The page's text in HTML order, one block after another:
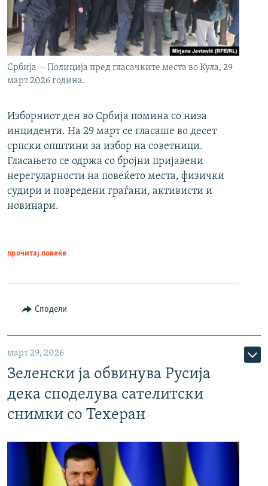
Србија -- Полиција пред гласачките места во Кула, 29
март 2026 година.
Изборниот ден во Србија помина со низа
инциденти. На 29 март се гласаше во десет
српски општини за избор на советници.
Гласањето се одржа со бројни пријавени
нерегуларности на повеќето места, физички
судири и повредени граѓани, активисти и
новинари.
прочитај повеќе
Сподели
март 29, 2026
Зеленски ја обвинува Русија
дека споделува сателитски
снимки со Техеран